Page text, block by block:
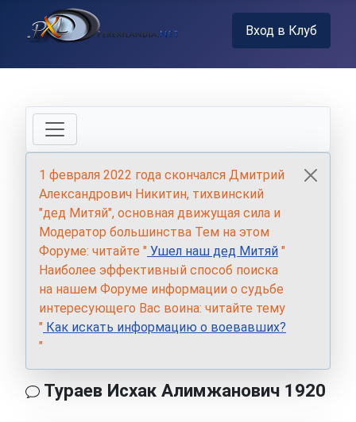
Вход в Клуб
1 февраля 2022 года скончался Дмитрий
Александрович Никитин, тихвинский
"дед Митяй", основная движущая сила и
Модератор большинства Тем на этом
Форуме: читайте " Ушел наш дед Митяй "
Наиболее эффективный способ поиска
на нашем Форуме информации о судьбе
интересующего Вас воина: читайте тему
" Как искать информацию о воевавших?
"
Тураев Исхак Алимжанович 1920